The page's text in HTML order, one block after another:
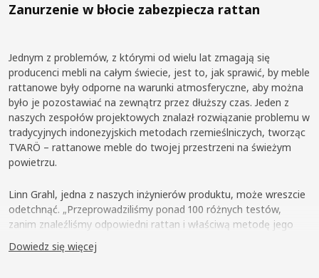
Zanurzenie w błocie zabezpiecza rattan
Jednym z problemów, z którymi od wielu lat zmagają się
producenci mebli na całym świecie, jest to, jak sprawić, by meble
rattanowe były odporne na warunki atmosferyczne, aby można
było je pozostawiać na zewnątrz przez dłuższy czas. Jeden z
naszych zespołów projektowych znalazł rozwiązanie problemu w
tradycyjnych indonezyjskich metodach rzemieślniczych, tworząc
TVARÖ – rattanowe meble do twojej przestrzeni na świeżym
powietrzu.
Linn Grahl, jedna z naszych inżynierów produktu, może wreszcie
odetchnąć. „Przeprowadziliśmy ponad 100 różnych testów,
zanim znaleźliśmy odpowiedni rattan i właściwą metodę jego
zabezpieczenia. Opracowanie mebli TVARÖ zajęło dużo czasu,
ale było warto”, mówi Linn.
Dowiedz się więcej